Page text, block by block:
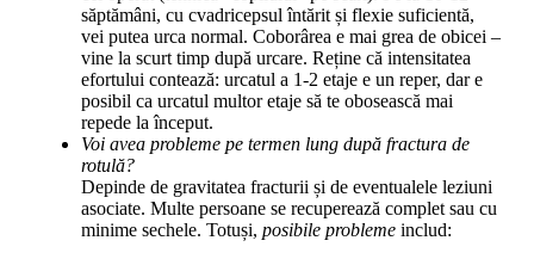
săptămâni, cu cvadricepsul întărit și flexie suficientă,
vei putea urca normal. Coborârea e mai grea de obicei –
vine la scurt timp după urcare. Reține că intensitatea
efortului contează: urcatul a 1-2 etaje e un reper, dar e
posibil ca urcatul multor etaje să te obosească mai
repede la început.
Voi avea probleme pe termen lung după fractura de
rotulă?
Depinde de gravitatea fracturii și de eventualele leziuni
asociate. Multe persoane se recuperează complet sau cu
minime sechele. Totuși, posibile probleme includ: